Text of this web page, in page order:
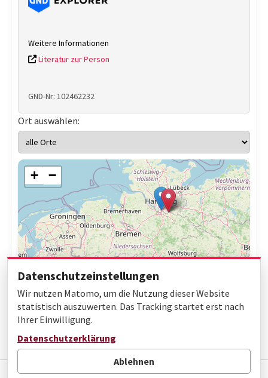
Weitere Informationen
Literatur zur Person
GND-Nr: 102462232
Ort auswählen:
+ −
Impressum Datenschutz Barrierefreiheit
Datenschutzeinstellungen
Wir nutzen Matomo, um die Nutzung dieser Website
statistisch auszuwerten. Das Tracking startet erst nach
Ihrer Einwilligung.
Datenschutzerklärung
Ablehnen